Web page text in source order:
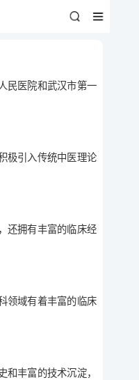
民医院和武汉市第一
极引入传统中医理论
还拥有丰富的临床经
领域有着丰富的临床
丰富的技术沉淀，